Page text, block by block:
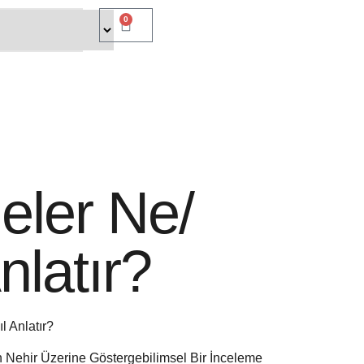
0
Ne/
Anlatır?
Nehir Üzerine Göstergebilimsel Bir İnceleme